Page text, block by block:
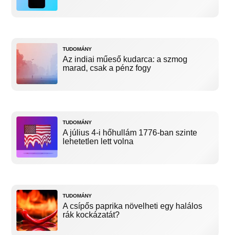
TUDOMÁNY
Az indiai műeső kudarca: a szmog
marad, csak a pénz fogy
TUDOMÁNY
A július 4-i hőhullám 1776-ban szinte
lehetetlen lett volna
TUDOMÁNY
A csípős paprika növelheti egy halálos
rák kockázatát?